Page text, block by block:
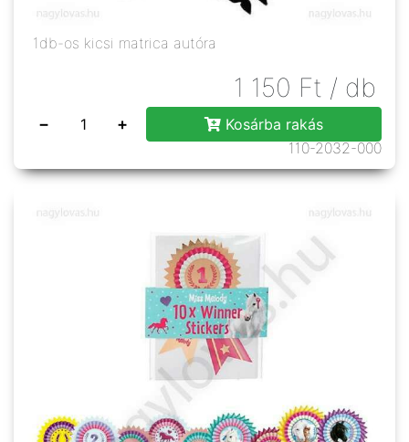
1db-os kicsi matrica autóra
1 150 Ft / db
− +
Kosárba rakás
110-2032-000